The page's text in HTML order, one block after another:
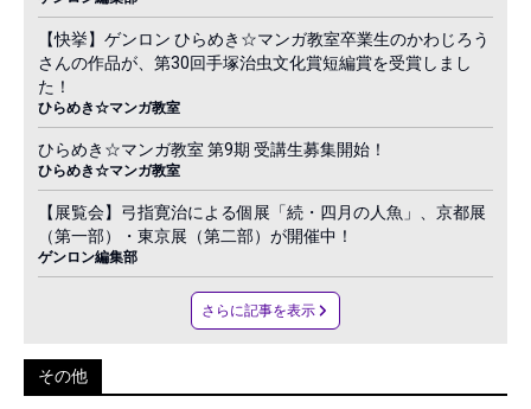
【快挙】ゲンロン ひらめき☆マンガ教室卒業生のかわじろう
さんの作品が、第30回手塚治虫文化賞短編賞を受賞しまし
た！
ひらめき☆マンガ教室
ひらめき☆マンガ教室 第9期 受講生募集開始！
ひらめき☆マンガ教室
【展覧会】弓指寛治による個展「続・四月の人魚」、京都展
（第一部）・東京展（第二部）が開催中！
ゲンロン編集部
さらに記事を表示
その他